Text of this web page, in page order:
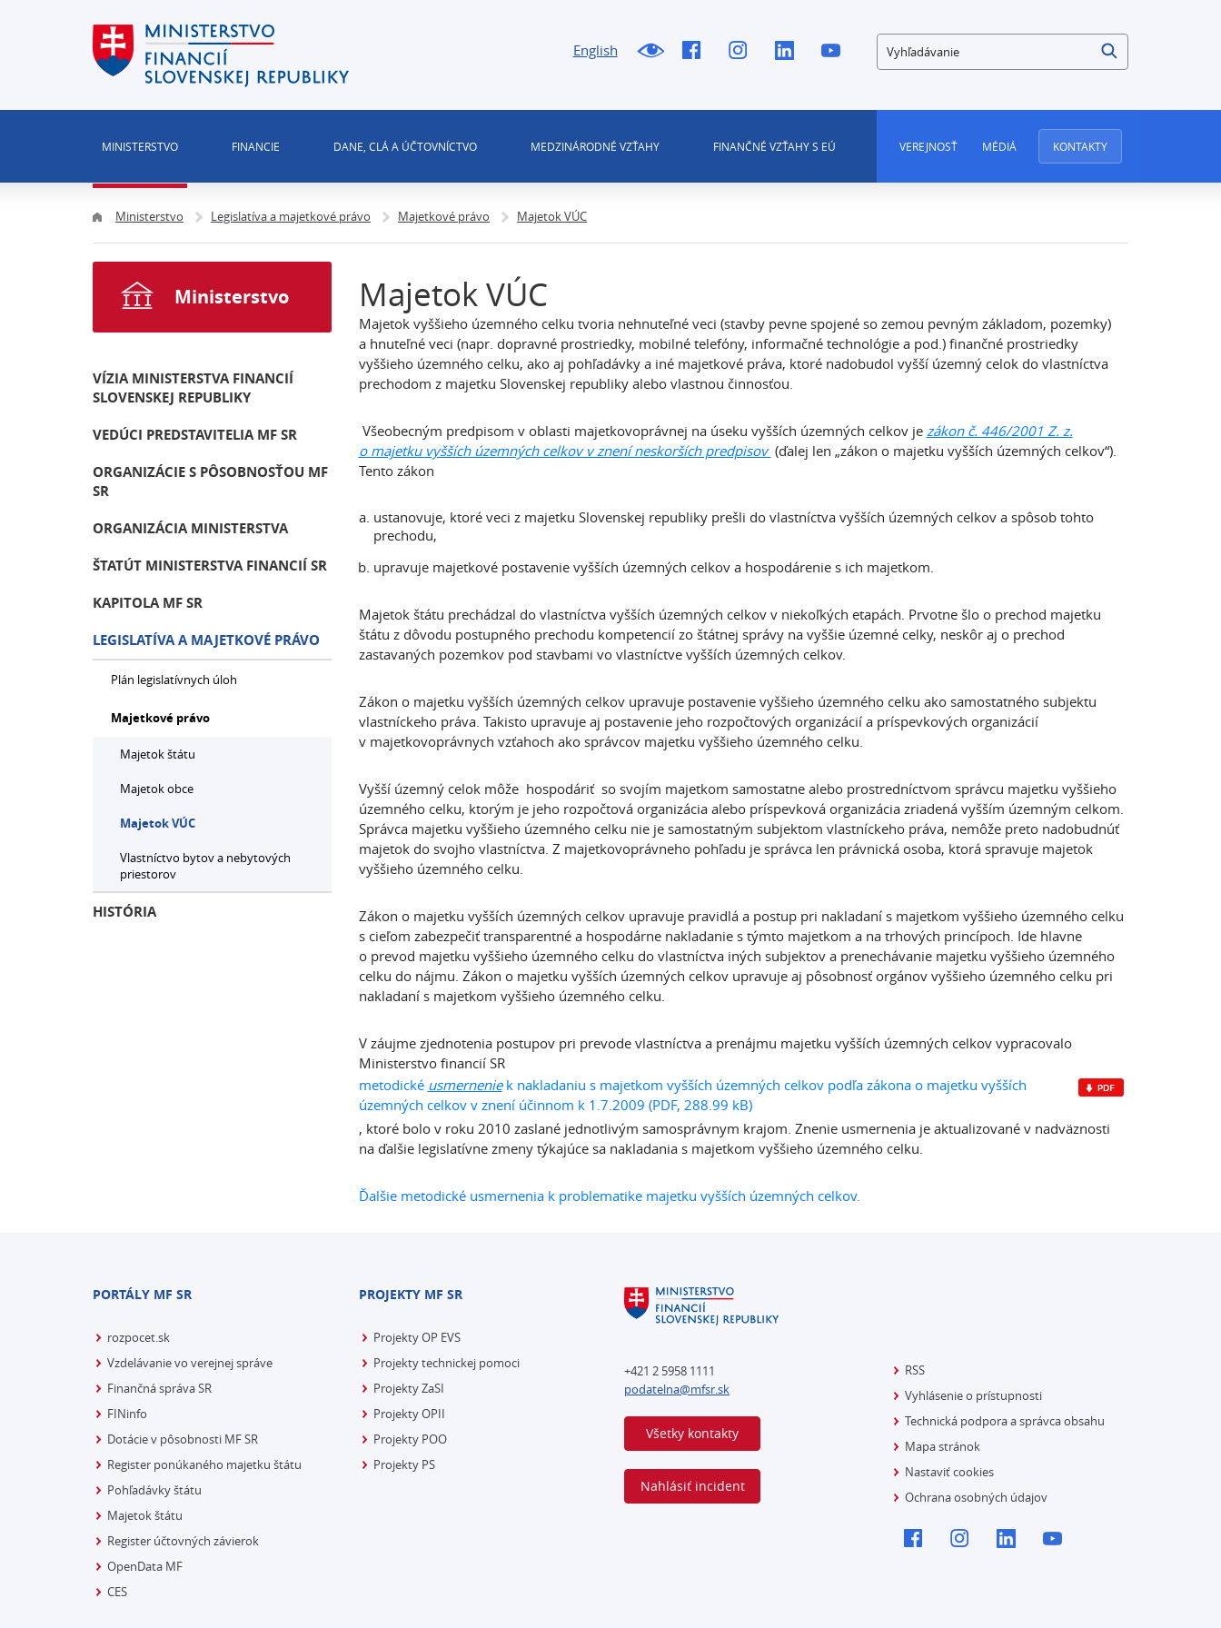
English Vyhľadávanie
MINISTERSTVO FINANCIE DANE, CLÁ A ÚČTOVNÍCTVO MEDZINÁRODNÉ VZŤAHY FINANČNÉ VZŤAHY S EÚ VEREJNOSŤ MÉDIÁ KONTAKTY
Ministerstvo Legislatíva a majetkové právo Majetkové právo Majetok VÚC
Majetok VÚC
Majetok vyššieho územného celku tvoria nehnuteľné veci (stavby pevne spojené so zemou pevným základom, pozemky)
a hnuteľné veci (napr. dopravné prostriedky, mobilné telefóny, informačné technológie a pod.) finančné prostriedky
vyššieho územného celku, ako aj pohľadávky a iné majetkové práva, ktoré nadobudol vyšší územný celok do vlastníctva
prechodom z majetku Slovenskej republiky alebo vlastnou činnosťou.
Všeobecným predpisom v oblasti majetkovoprávnej na úseku vyšších územných celkov je zákon č. 446/2001 Z. z.
o majetku vyšších územných celkov v znení neskorších predpisov (ďalej len „zákon o majetku vyšších územných celkov“).
Tento zákon
ustanovuje, ktoré veci z majetku Slovenskej republiky prešli do vlastníctva vyšších územných celkov a spôsob tohto
prechodu,
upravuje majetkové postavenie vyšších územných celkov a hospodárenie s ich majetkom.
Majetok štátu prechádzal do vlastníctva vyšších územných celkov v niekoľkých etapách. Prvotne šlo o prechod majetku
štátu z dôvodu postupného prechodu kompetencií zo štátnej správy na vyššie územné celky, neskôr aj o prechod
zastavaných pozemkov pod stavbami vo vlastníctve vyšších územných celkov.
Zákon o majetku vyšších územných celkov upravuje postavenie vyššieho územného celku ako samostatného subjektu
vlastníckeho práva. Takisto upravuje aj postavenie jeho rozpočtových organizácií a príspevkových organizácií
v majetkovoprávnych vzťahoch ako správcov majetku vyššieho územného celku.
Vyšší územný celok môže hospodáriť so svojím majetkom samostatne alebo prostredníctvom správcu majetku vyššieho
územného celku, ktorým je jeho rozpočtová organizácia alebo príspevková organizácia zriadená vyšším územným celkom.
Správca majetku vyššieho územného celku nie je samostatným subjektom vlastníckeho práva, nemôže preto nadobudnúť
majetok do svojho vlastníctva. Z majetkovoprávneho pohľadu je správca len právnická osoba, ktorá spravuje majetok
vyššieho územného celku.
Zákon o majetku vyšších územných celkov upravuje pravidlá a postup pri nakladaní s majetkom vyššieho územného celku
s cieľom zabezpečiť transparentné a hospodárne nakladanie s týmto majetkom a na trhových princípoch. Ide hlavne
o prevod majetku vyššieho územného celku do vlastníctva iných subjektov a prenechávanie majetku vyššieho územného
celku do nájmu. Zákon o majetku vyšších územných celkov upravuje aj pôsobnosť orgánov vyššieho územného celku pri
nakladaní s majetkom vyššieho územného celku.
V záujme zjednotenia postupov pri prevode vlastníctva a prenájmu majetku vyšších územných celkov vypracovalo
Ministerstvo financií SR
metodické usmerneniek nakladaniu s majetkom vyšších územných celkov podľa zákona o majetku vyšších
územných celkov v znení účinnom k 1.7.2009 (PDF, 288.99 kB)
, ktoré bolo v roku 2010 zaslané jednotlivým samosprávnym krajom. Znenie usmernenia je aktualizované v nadväznosti
na ďalšie legislatívne zmeny týkajúce sa nakladania s majetkom vyššieho územného celku.
Ďalšie metodické usmernenia k problematike majetku vyšších územných celkov.
Ministerstvo
VÍZIA MINISTERSTVA FINANCIÍ
SLOVENSKEJ REPUBLIKY
VEDÚCI PREDSTAVITELIA MF SR
ORGANIZÁCIE S PÔSOBNOSŤOU MF
SR
ORGANIZÁCIA MINISTERSTVA
ŠTATÚT MINISTERSTVA FINANCIÍ SR
KAPITOLA MF SR
LEGISLATÍVA A MAJETKOVÉ PRÁVO
Plán legislatívnych úloh
Majetkové právo
Majetok štátu
Majetok obce
Majetok VÚC
Vlastníctvo bytov a nebytových
priestorov
HISTÓRIA
PORTÁLY MF SR
rozpocet.sk
Vzdelávanie vo verejnej správe
Finančná správa SR
FINinfo
Dotácie v pôsobnosti MF SR
Register ponúkaného majetku štátu
Pohľadávky štátu
Majetok štátu
Register účtovných závierok
OpenData MF
CES
PROJEKTY MF SR
Projekty OP EVS
Projekty technickej pomoci
Projekty ZaSI
Projekty OPII
Projekty POO
Projekty PS
+421 2 5958 1111
podatelna@mfsr.sk
Všetky kontakty
Nahlásiť incident
RSS
Vyhlásenie o prístupnosti
Technická podpora a správca obsahu
Mapa stránok
Nastaviť cookies
Ochrana osobných údajov